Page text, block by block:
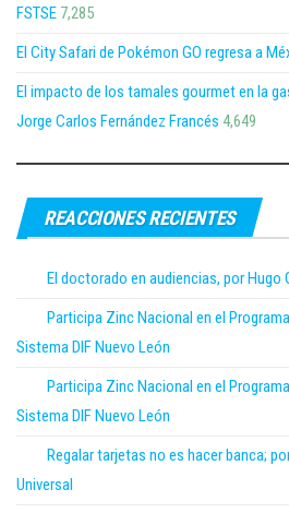
FSTSE 7,285
El City Safari de Pokémon GO regresa a
El impacto de los tamales gourmet en la
Jorge Carlos Fernández Francés 4,649
REACCIONES RECIENTES
El doctorado en audiencias, por
Participa Zinc Nacional en el
Sistema DIF Nuevo León
Participa Zinc Nacional en el
Sistema DIF Nuevo León
Regalar tarjetas no es hacer banca;
Universal